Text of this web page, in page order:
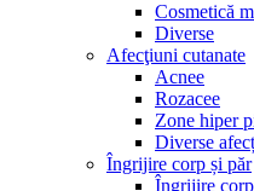
Cosmetică
Diverse
Afecţiuni cutanate
Acnee
Rozacee
Zone hiper
Diverse
Îngrijire corp și păr
Îngrijire corp